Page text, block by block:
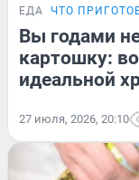
ЕДА ЧТО
Вы годами
картошку:
идеальной
27 июля, 2026, 20:10